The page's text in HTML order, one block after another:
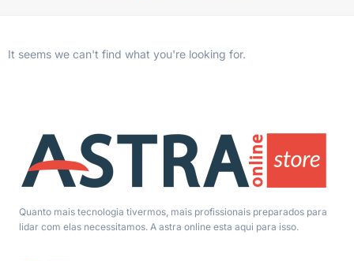
It seems we can't find what you're looking for.
Quanto mais tecnologia tivermos, mais profissionais preparados para
lidar com elas necessitamos. A astra online esta aqui para isso.